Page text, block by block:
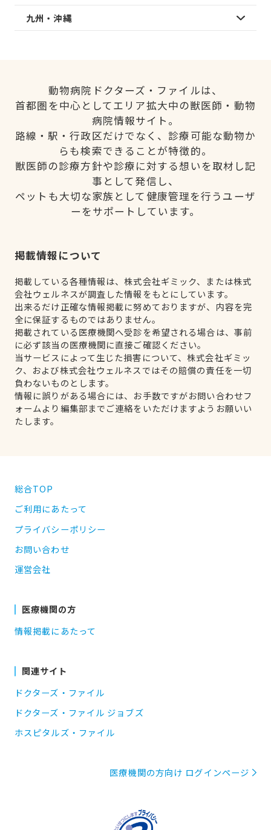
九州・沖縄
動物病院ドクターズ・ファイルは、
首都圏を中心としてエリア拡大中の獣医師・動物
病院情報サイト。
路線・駅・行政区だけでなく、診療可能な動物か
らも検索できることが特徴的。
獣医師の診療方針や診療に対する想いを取材し記
事として発信し、
ペットも大切な家族として健康管理を行うユーザ
ーをサポートしています。
掲載情報について
掲載している各種情報は、株式会社ギミック、または株式
会社ウェルネスが調査した情報をもとにしています。
出来るだけ正確な情報掲載に努めておりますが、内容を完
全に保証するものではありません。
掲載されている医療機関へ受診を希望される場合は、事前
に必ず該当の医療機関に直接ご確認ください。
当サービスによって生じた損害について、株式会社ギミッ
ク、および株式会社ウェルネスではその賠償の責任を一切
負わないものとします。
情報に誤りがある場合には、お手数ですがお問い合わせフ
ォームより編集部までご連絡をいただけますようお願いい
たします。
総合TOP
ご利用にあたって
プライバシーポリシー
お問い合わせ
運営会社
医療機関の方
情報掲載にあたって
関連サイト
ドクターズ・ファイル
ドクターズ・ファイル ジョブズ
ホスピタルズ・ファイル
医療機関の方向け ログインページ